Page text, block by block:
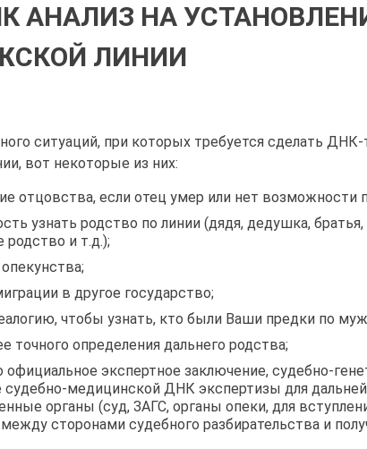
АНАЛИЗ НА
ЛИНИИ
ситуаций, при которых требуется сделать ДНК-
вот некоторые из них:
отцовства, если отец умер или нет возможности
узнать родство по линии (дядя, дедушка,
родство и т.д.);
в другое государство;
чтобы узнать, кто были Ваши предки по
точного определения дальнего родства;
экспертное заключение, судебно-
судебно-медицинской ДНК экспертизы для
органы (суд, ЗАГС, органы опеки, для
сторонами судебного разбирательства и